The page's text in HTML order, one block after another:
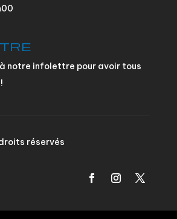
notre infolettre pour avoir tous
réservés